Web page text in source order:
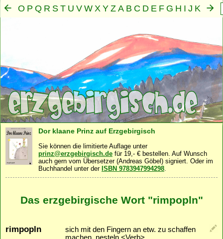
O P Q R S T U V W X Y Z A B C D E F G H I J K
Familie·Gemeinschaft
Dor klaane Prinz auf Erzgebirgisch
Sie können die limitierte Auflage unter
prinz@erzgebirgisch.de für 19,- € bestellen. Auf Wunsch
auch gern vom Übersetzer (Andreas Göbel) signiert. Oder im
Buchhandel unter der ISBN 9783947994298.
Das erzgebirgische Wort "rimpopln"
rimpopln
sich mit den Fingern an etw. zu schaffen